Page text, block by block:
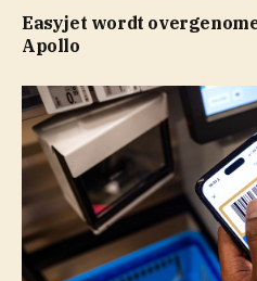
Easyjet wordt
Apollo